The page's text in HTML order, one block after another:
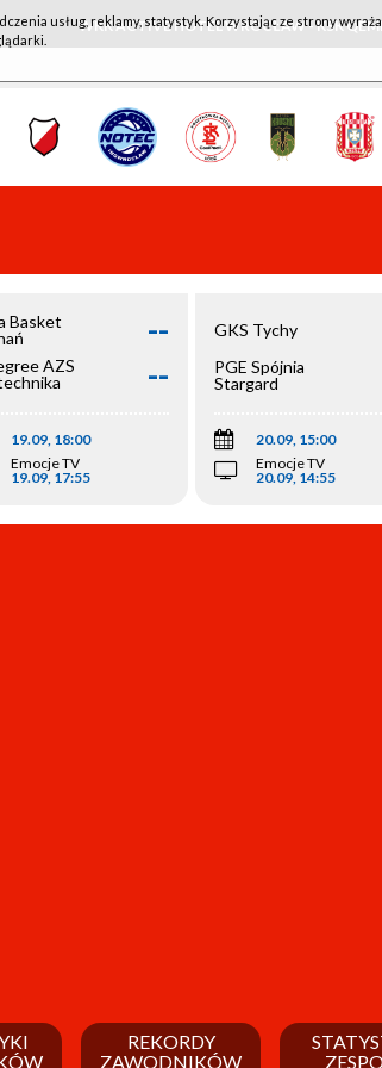
WKK ACTIVE HOTEL WROCŁAW - KSK
Basket
--
AZS
--
19.09, 18:00
Emocje TV
19.09, 17:55
GKS Tychy
PGE Spójnia
Stargard
20.09, 15:00
Emocje TV
20.09, 14:55
REKORDY
ZAWODNIKÓW
usług, reklamy, statystyk. Korzystając ze strony